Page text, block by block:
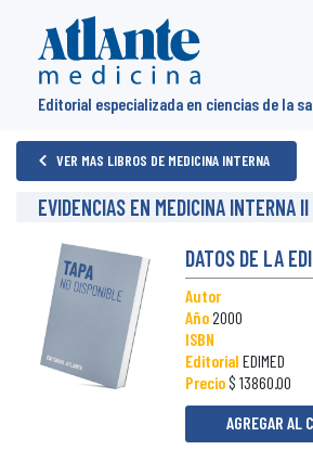
Editorial especializada en ciencias de la
VER MAS LIBROS DE MEDICINA INTERNA
EVIDENCIAS EN MEDICINA INTERNA
DATOS DE LA
Autor
Año2000
ISBN
Editorial EDIMED
Precio$ 13860.00
AGREGAR AL